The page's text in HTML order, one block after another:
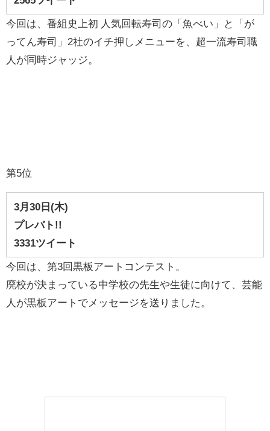
今回は、番組史上初 人気回転寿司の「魚べい」と「が
ってん寿司」2社のイチ押しメニューを、超一流寿司職
人が同時ジャッジ。
第5位
3月30 日(木)
プレバト!!
3331ツイート
今回は、第3回黒板アートコンテスト。
廃校が決まっている中学校の先生や生徒に向けて、芸能
人が黒板アートでメッセージを送りました。